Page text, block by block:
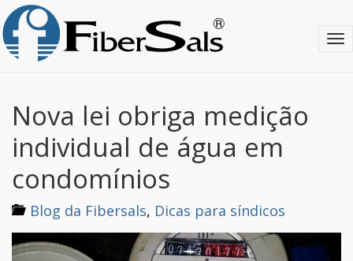
k
i
T
Nova lei obriga medição
individual de água em
condomínios
Blog da Fibersals, Dicas para síndicos